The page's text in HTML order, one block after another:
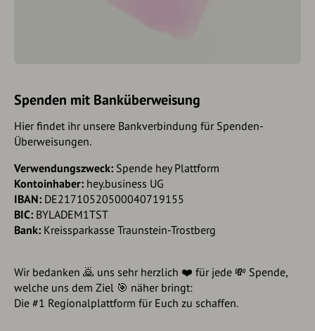
Spenden mit Banküberweisung
Hier findet ihr unsere Bankverbindung für Spenden-
Überweisungen.
Verwendungszweck: Spende hey Plattform
Kontoinhaber: hey.business UG
IBAN: DE21710520500040719155
BIC: BYLADEM1TST
Bank: Kreissparkasse Traunstein-Trostberg
Wir bedanken 🙇 uns sehr herzlich ❤️ für jede 💸 Spende,
welche uns dem Ziel 🎯 näher bringt:
Die #1 Regionalplattform für Euch zu schaffen.